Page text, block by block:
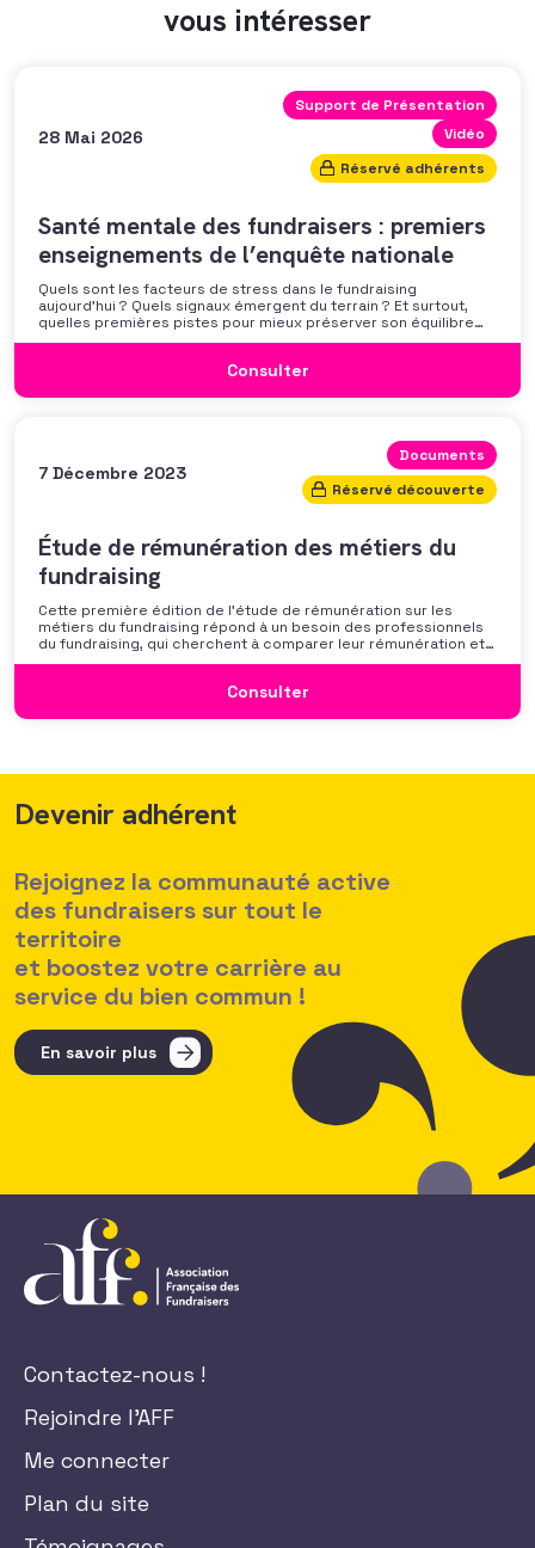
vous intéresser
28 Mai 2026
Support de Présentation
Vidéo
Réservé adhérents
Santé mentale des fundraisers : premiers
enseignements de l’enquête nationale
Quels sont les facteurs de stress dans le fundraising
aujourd’hui ? Quels signaux émergent du terrain ? Et surtout,
quelles premières pistes pour mieux préserver son équilibre
professionnel ? L’AFF vous propose un webinaire pour découvrir
discussion autour des mécanismes
Consulter
7 Décembre 2023
Documents
Réservé découverte
Étude de rémunération des métiers du
fundraising
Cette première édition de l’étude de rémunération sur les
métiers du fundraising répond à un besoin des professionnels
du fundraising, qui cherchent à comparer leur rémunération et à
se positionner. Elle répond également à une préoccupation
des politiques salariales comme un enjeu majeur,
Consulter
Devenir adhérent
Rejoignez la communauté active
des fundraisers sur tout le
territoire
et boostez votre carrière au
service du bien commun !
En savoir plus
Contactez-nous !
Rejoindre l'AFF
Me connecter
Plan du site